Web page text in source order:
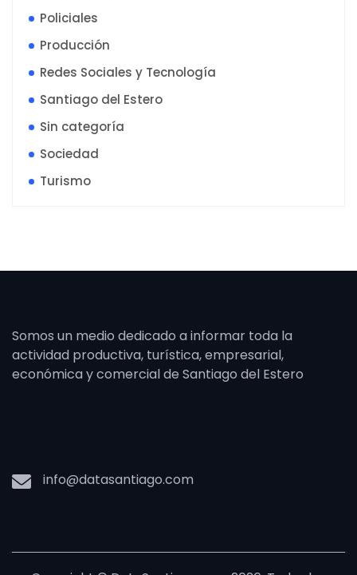
Policiales
Producción
Redes Sociales y Tecnología
Santiago del Estero
Sin categoría
Sociedad
Turismo
Somos un medio dedicado a informar toda la
actividad productiva, turística, empresarial,
económica y comercial de Santiago del Estero
info@datasantiago.com